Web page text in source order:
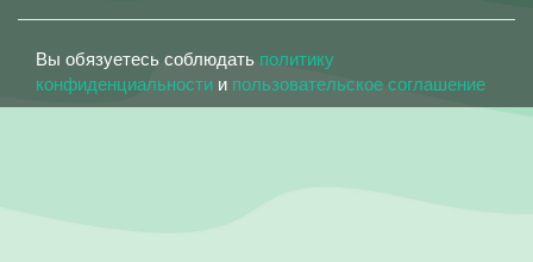
Вы обязуетесь соблюдать политику
конфиденциальности и пользовательское соглашение